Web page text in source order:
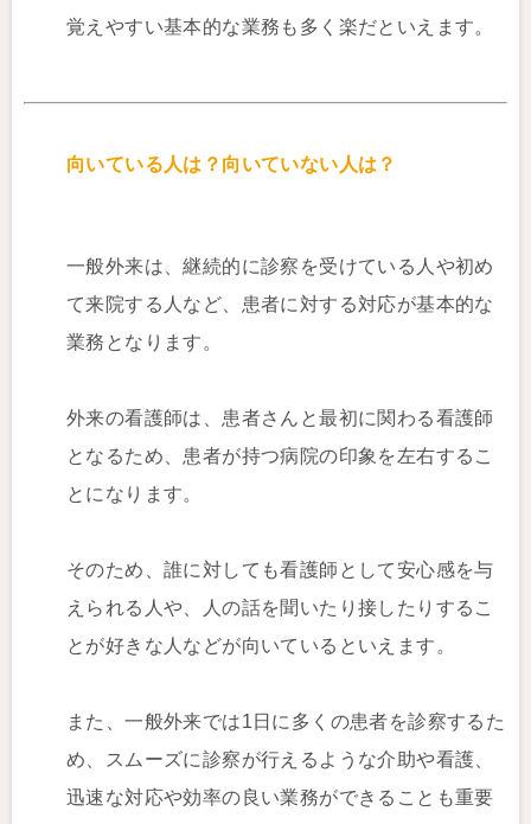
覚えやすい基本的な業務も多く楽だといえます。
向いている人は？向いていない人は？
一般外来は、継続的に診察を受けている人や初め
て来院する人など、患者に対する対応が基本的な
業務となります。
外来の看護師は、患者さんと最初に関わる看護師
となるため、患者が持つ病院の印象を左右するこ
とになります。
そのため、誰に対しても看護師として安心感を与
えられる人や、人の話を聞いたり接したりするこ
とが好きな人などが向いているといえます。
また、一般外来では1日に多くの患者を診察するた
め、スムーズに診察が行えるような介助や看護、
迅速な対応や効率の良い業務ができることも重要